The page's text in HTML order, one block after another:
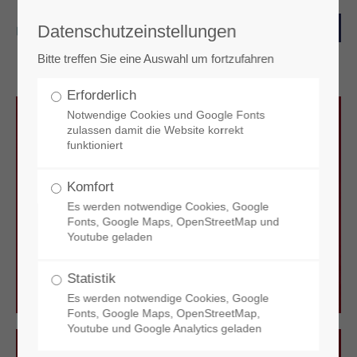
Login
Register|Lost your password?
Jetzt online lesen
Die letzten Ausgaben digital
Datenschutzeinstellungen
Bitte treffen Sie eine Auswahl um fortzufahren
Erforderlich
Notwendige Cookies und Google Fonts
zulassen damit die Website korrekt
funktioniert
Komfort
Es werden notwendige Cookies, Google
Fonts, Google Maps, OpenStreetMap und
Youtube geladen
Statistik
Es werden notwendige Cookies, Google
Fonts, Google Maps, OpenStreetMap,
Youtube und Google Analytics geladen